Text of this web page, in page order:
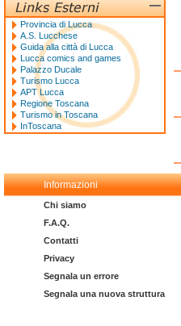
Provincia di Lucca
A.S. Lucchese
Guida alla città di Lucca
Lucca comics and games
Palazzo Ducale
Turismo Lucca
APT Lucca
Regione Toscana
Turismo in Toscana
InToscana
Informazioni
Chi siamo
F.A.Q.
Contatti
Privacy
Segnala un errore
Segnala una nuova struttura